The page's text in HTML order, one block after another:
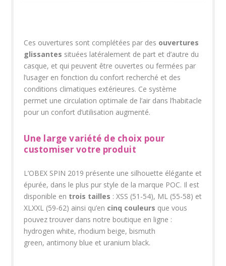
Ces ouvertures sont complétées par des ouvertures
glissantes situées latéralement de part et d’autre du
casque, et qui peuvent être ouvertes ou fermées par
l’usager en fonction du confort recherché et des
conditions climatiques extérieures. Ce système
permet une circulation optimale de l’air dans l’habitacle
pour un confort d’utilisation augmenté.
Une large variété de choix pour
customiser votre produit
L’OBEX SPIN 2019 présente une silhouette élégante et
épurée, dans le plus pur style de la marque POC. Il est
disponible en trois tailles : XSS (51-54), ML (55-58) et
XLXXL (59-62) ainsi qu’en cinq couleurs que vous
pouvez trouver dans notre boutique en ligne :
hydrogen white, rhodium beige, bismuth
green, antimony blue et uranium black.